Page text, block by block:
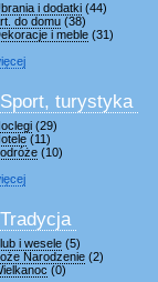
i dodatki (44)
do domu (38)
i meble (31)
Sport, turystyka
(29)
(11)
(10)
Tradycja
i wesele (5)
Narodzenie (2)
(0)